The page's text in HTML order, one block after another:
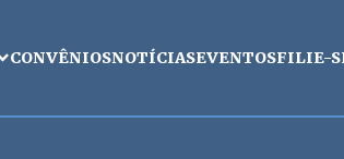
CONVÊNIOSNOTÍCIASEVENTOSFILIE-